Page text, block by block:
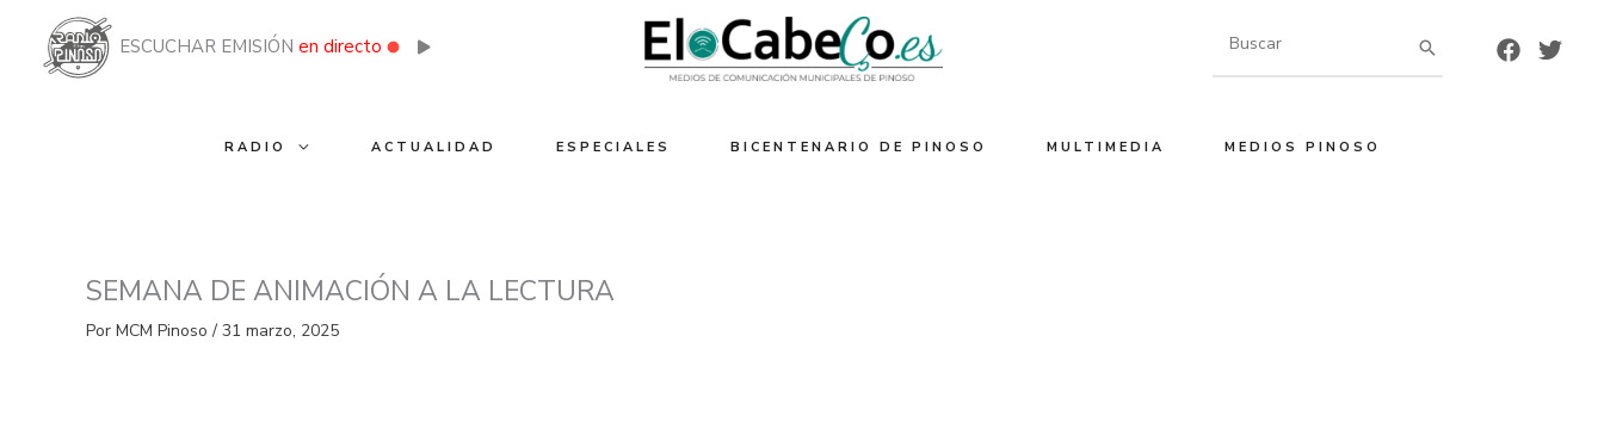
contenido
ESCUCHAR EMISIÓN en directo
por:
RADIO ACTUALIDAD ESPECIALES BICENTENARIO DE PINOSO MULTIMEDIA MEDIOS PINOSO
SEMANA DE ANIMACIÓN A LA LECTURA
Por MCM Pinoso / 31 marzo, 2025